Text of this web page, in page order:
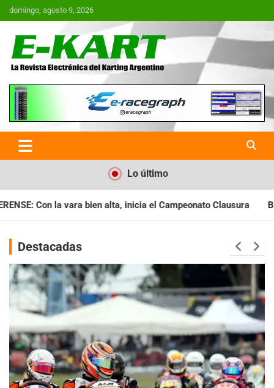
Saltar
al
domingo, agosto 9, 2026
E-Kart.com.ar | La Revista
Electrónica del Karting en
Argentina
Lo último
el Campeonato Clausura BARILOCHENSE: Preparan una
Destacadas